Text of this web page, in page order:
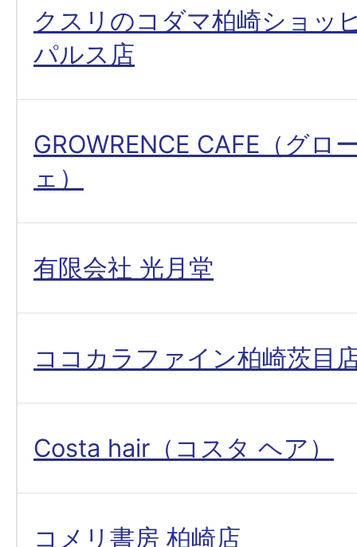
クスリのコダマ柏崎ショッ
パルス店
GROWRENCE CAFE（グロ
ェ）
有限会社 光月堂
ココカラファイン柏崎茨目
Costa hair（コスタ ヘア）
コメリ書房 柏崎店